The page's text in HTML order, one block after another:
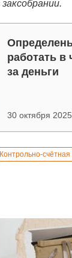
работать в
за деньги
30 октября
Контрольно-